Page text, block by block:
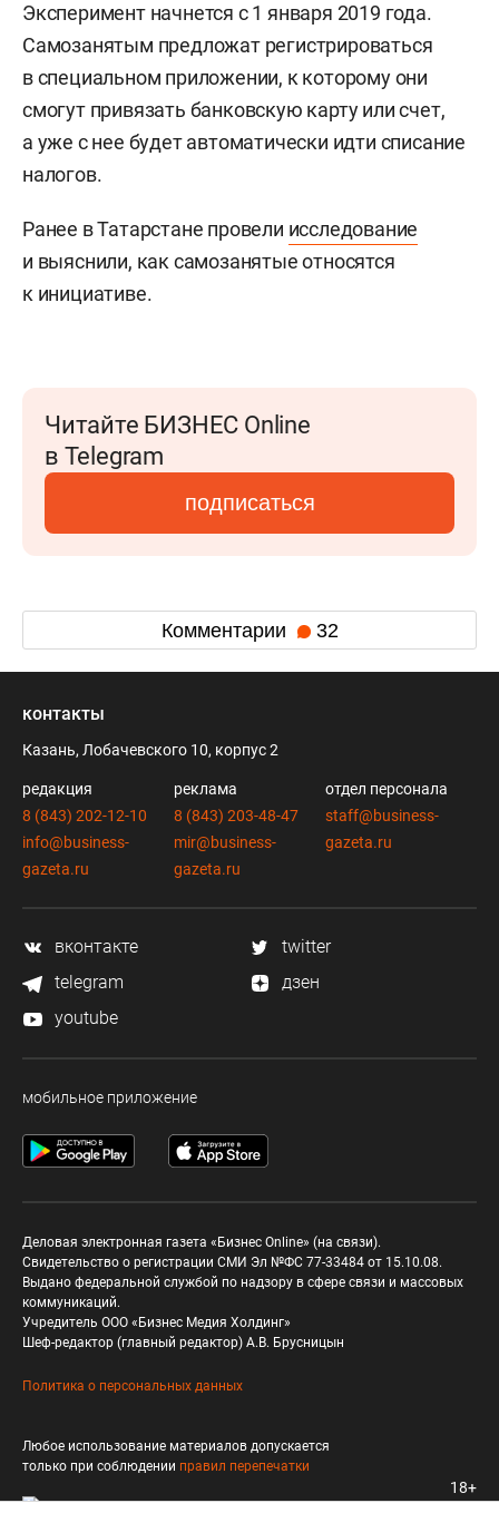
Эксперимент начнется с 1 января 2019 года.
Самозанятым предложат регистрироваться
в специальном приложении, к которому они
смогут привязать банковскую карту или счет,
а уже с нее будет автоматически идти списание
налогов.
Ранее в Татарстане провели исследование
и выяснили, как самозанятые относятся
к инициативе.
Читайте БИЗНЕС Online
в Telegram
подписаться
Комментарии 32
контакты
Казань, Лобачевского 10, корпус 2
редакция
8 (843) 202-12-10
info@business-
gazeta.ru
реклама
8 (843) 203-48-47
mir@business-
gazeta.ru
отдел персонала
staff@business-
gazeta.ru
вконтакте
twitter
telegram
дзен
youtube
мобильное приложение
Деловая электронная газета «Бизнес Online» (на связи).
Свидетельство о регистрации СМИ Эл №ФС 77-33484 от 15.10.08.
Выдано федеральной службой по надзору в сфере связи и массовых
коммуникаций.
Учредитель ООО «Бизнес Медия Холдинг»
Шеф-редактор (главный редактор) А.В. Брусницын
Политика о персональных данных
Любое использование материалов допускается
только при соблюдении правил перепечатки
18+